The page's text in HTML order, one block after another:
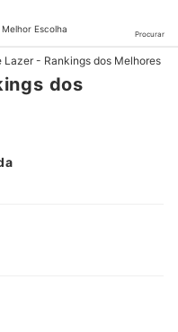
Escolha
Procurar
Lazer - Rankings dos Melhores
dos